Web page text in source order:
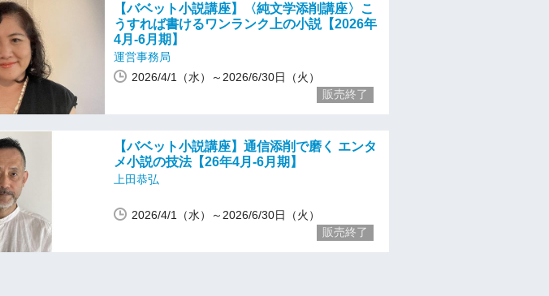
【バベット小説講座】〈純文学添削講座〉こ
うすれば書けるワンランク上の小説【2026年
4月-6月期】
運営事務局
2026/4/1（水）～2026/6/30日（火）
販売終了
【バベット小説講座】通信添削で磨く エンタ
メ小説の技法【26年4月-6月期】
上田恭弘
2026/4/1（水）～2026/6/30日（火）
販売終了